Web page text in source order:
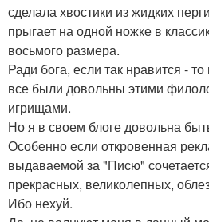
сделала хвостики из жидких
прыгает на одной ножке в
восьмого размера.
Ради бога, если так нравится -
все были довольны этими
игрищами.
Но я в своем блоге довольна
Особенно если откровенная
выдаваемой за "Писю"
прекрасных, великолепных,
Ибо нехуй.